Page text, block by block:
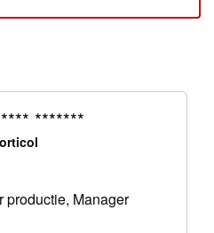
*******
productie, Manager